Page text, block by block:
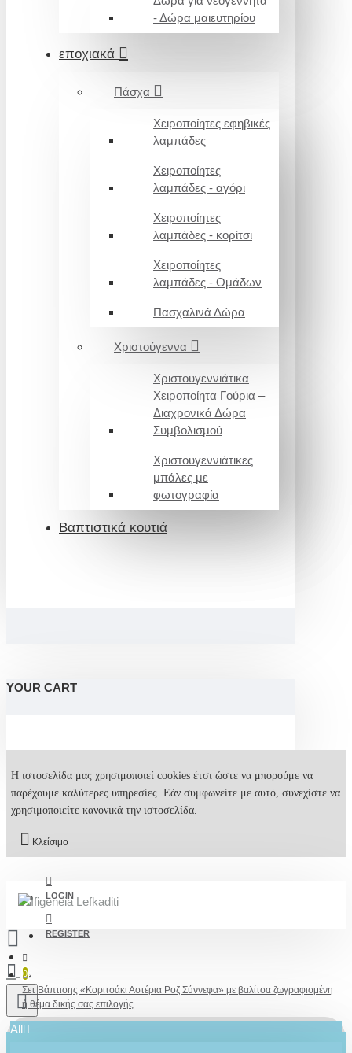
- Δώρα μαιευτηρίου
εποχιακά
Πάσχα
Χειροποίητες εφηβικές
λαμπάδες
Χειροποίητες
λαμπάδες - αγόρι
Χειροποίητες
λαμπάδες - κορίτσι
Χειροποίητες
λαμπάδες - Ομάδων
Πασχαλινά Δώρα
Χριστούγεννα
Χριστουγεννιάτικα
Χειροποίητα Γούρια –
Διαχρονικά Δώρα
Συμβολισμού
Χριστουγεννιάτικες
μπάλες με
φωτογραφία
Βαπτιστικά κουτιά
YOUR CART
Η ιστοσελίδα μας χρησιμοποιεί cookies έτσι ώστε να μπορούμε να
παρέχουμε καλύτερες υπηρεσίες. Εάν συμφωνείτε με αυτό, συνεχίστε να
χρησιμοποιείτε κανονικά την ιστοσελίδα.
Κλείσιμο
LOGIN
REGISTER
0
All
Σετ Βάπτισης «Κοριτσάκι Αστέρια Ροζ Σύννεφα» με βαλίτσα ζωγραφισμένη
ή θέμα δικής σας επιλογής